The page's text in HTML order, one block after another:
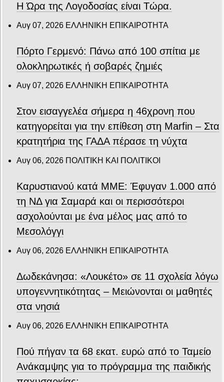
Η Ώρα της Λογοδοσίας είναι Τώρα.
Αυγ 07, 2026 ΕΛΛΗΝΙΚΗ ΕΠΙΚΑΙΡΟΤΗΤΑ
Πόρτο Γερμενό: Πάνω από 100 σπίτια με
ολοκληρωτικές ή σοβαρές ζημιές
Αυγ 07, 2026 ΕΛΛΗΝΙΚΗ ΕΠΙΚΑΙΡΟΤΗΤΑ
Στον εισαγγελέα σήμερα η 46χρονη που
κατηγορείται για την επίθεση στη Marfin – Στα
κρατητήρια της ΓΑΔΑ πέρασε τη νύχτα
Αυγ 06, 2026 ΠΟΛΙΤΙΚΗ ΚΑΙ ΠΟΛΙΤΙΚΟΙ
Καρυστιανού κατά ΜΜΕ: Έφυγαν 1.000 από
τη ΝΔ για Σαμαρά και οι περισσότεροι
ασχολούνται με ένα μέλος μας από το
Μεσολόγγι
Αυγ 06, 2026 ΕΛΛΗΝΙΚΗ ΕΠΙΚΑΙΡΟΤΗΤΑ
Δωδεκάνησα: «Λουκέτο» σε 11 σχολεία λόγω
υπογεννητικότητας – Μειώνονται οι μαθητές
στα νησιά
Αυγ 06, 2026 ΕΛΛΗΝΙΚΗ ΕΠΙΚΑΙΡΟΤΗΤΑ
Πού πήγαν τα 68 εκατ. ευρώ από το Ταμείο
Ανάκαμψης για το πρόγραμμα της παιδικής